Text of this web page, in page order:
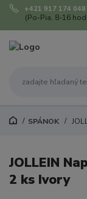
+421 917 174 048
(Po-Pia, 8-16
SPÁNOK
JOLLEIN
2 ks Ivory